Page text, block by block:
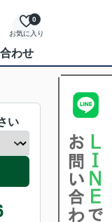
お気に入り
0
わせ
い